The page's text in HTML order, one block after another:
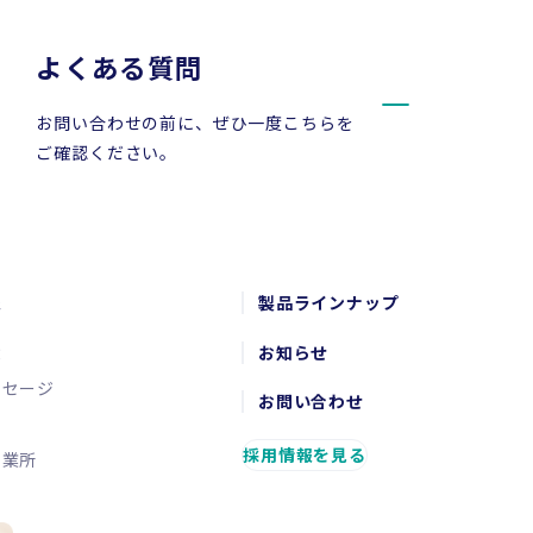
よくある質問
お問い合わせの前に、ぜひ一度こちらを
ご確認ください。
ージ
所
製品ラインナップ
お知らせ
お問い合わせ
採用情報を見る